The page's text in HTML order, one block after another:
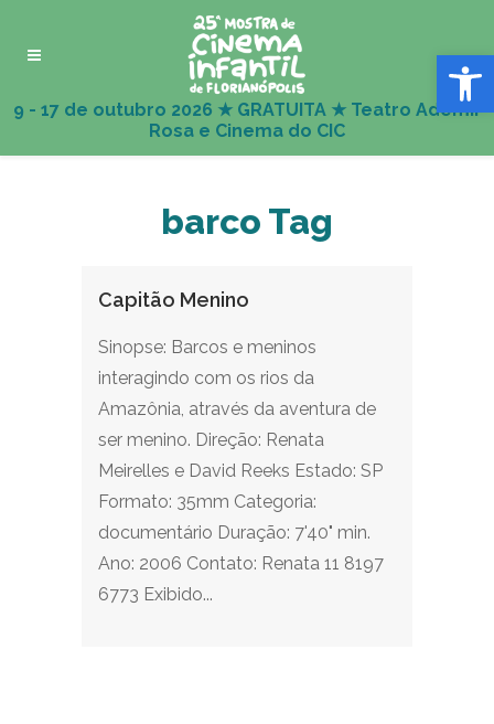
Abrir
barco Tag
Capitão Menino
Sinopse: Barcos e meninos
interagindo com os rios da
Amazônia, através da aventura de
ser menino. Direção: Renata
Meirelles e David Reeks Estado: SP
Formato: 35mm Categoria:
documentário Duração: 7'40" min.
Ano: 2006 Contato: Renata 11 8197
6773 Exibido...